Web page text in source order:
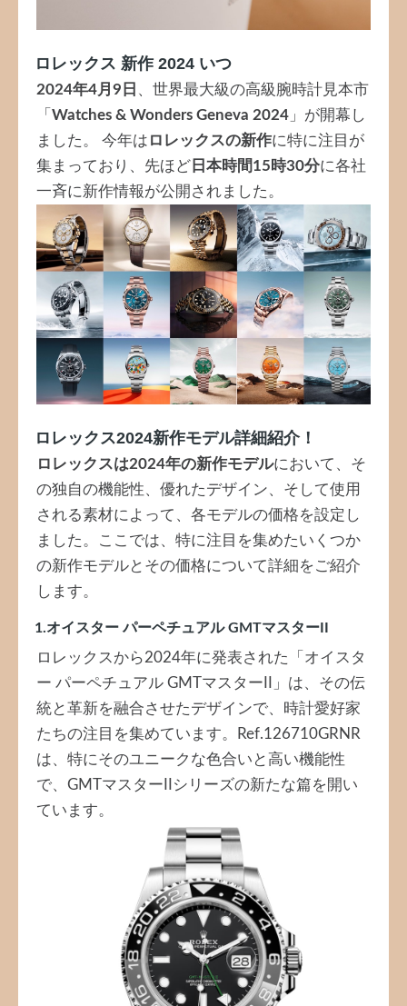
ロレックス 新作 2024 いつ
2024年4月9日 、世界最大級の高級腕時計見本市
「 Watches & Wonders Geneva 2024 」が開幕し
ました。 今年は ロレックスの新作に特に注目が
集まっており、先ほど 日本時間15時30分に各社
一斉に新作情報が公開されました。
ロレックス2024新作モデル詳細紹介！
ロレックスは2024年の新作モデルにおいて、そ
の独自の機能性、優れたデザイン、そして使用
される素材によって、各モデルの価格を設定し
ました。ここでは、特に注目を集めたいくつか
の新作モデルとその価格について詳細をご紹介
します。
1.オイスター パーペチュアル GMTマスターII
ロレックスから2024年に発表された「オイスタ
ー パーペチュアル GMTマスターII」は、その伝
統と革新を融合させたデザインで、時計愛好家
たちの注目を集めています。Ref.126710GRNR
は、特にそのユニークな色合いと高い機能性
で、GMTマスターIIシリーズの新たな篇を開い
ています。